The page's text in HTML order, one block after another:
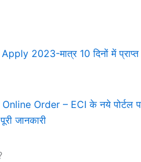
2023-मात्र 10 दिनों में प्राप्त
Order – ECI के नये पोर्टल पर
जानकारी